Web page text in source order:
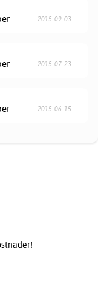
2015-09-03
2015-07-23
2015-06-15